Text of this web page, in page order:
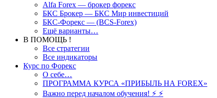
Alfa Forex — брокер форекс
БКС Брокер — БКС Мир инвестиций
БКС-Форекс — (BCS-Forex)
Ещё варианты…
В ПОМОЩЬ !
Все стратегии
Все индикаторы
Курс по Форекс
О себе…
ПРОГРАММА КУРСА «ПРИБЫЛЬ НА FOREX»
Важно перед началом обучения! ⚡ ⚡